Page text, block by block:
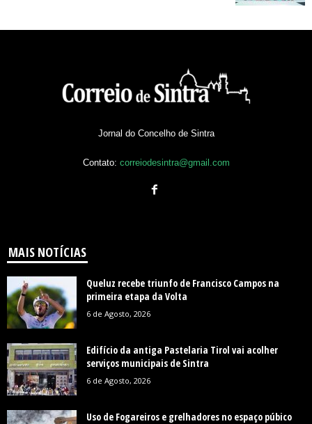
Jornal do Concelho de Sintra
Contato: correiodesintra@gmail.com
MAIS NOTÍCIAS
Queluz recebe triunfo de Francisco Campos na
primeira etapa da Volta
6 de Agosto, 2026
Edifício da antiga Pastelaria Tirol vai acolher
serviços municipais de Sintra
6 de Agosto, 2026
Uso de Fogareiros e grelhadores no espaço púbico